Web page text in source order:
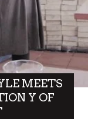
MEETS
Y OF